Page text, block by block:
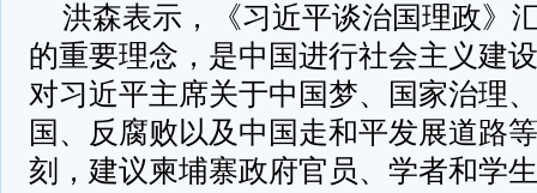
洪森表示，《习近平谈治国理政》
的重要理念，是中国进行社会主义建
对习近平主席关于中国梦、国家治理
国、反腐败以及中国走和平发展道路
刻，建议柬埔寨政府官员、学者和学